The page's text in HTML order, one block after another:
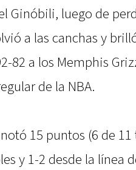
Ginóbili, luego de
a las canchas y
82 a los Memphis
de la NBA.
15 puntos (6 de
y 1-2 desde la línea